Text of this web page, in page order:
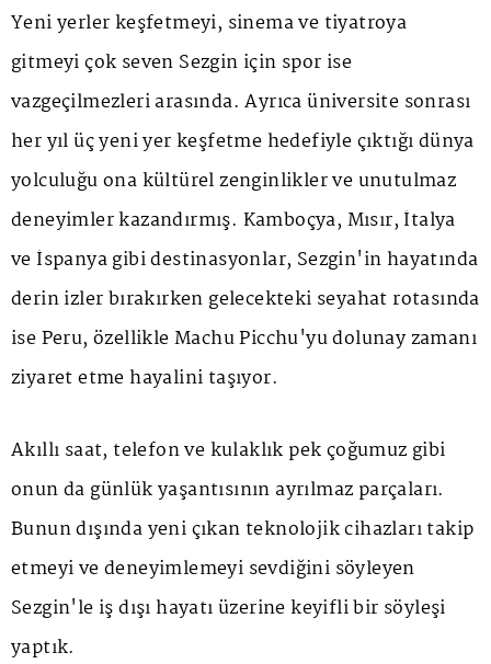
Yeni yerler keşfetmeyi, sinema ve tiyatroya
gitmeyi çok seven Sezgin için spor ise
vazgeçilmezleri arasında. Ayrıca üniversite sonrası
her yıl üç yeni yer keşfetme hedefiyle çıktığı dünya
yolculuğu ona kültürel zenginlikler ve unutulmaz
deneyimler kazandırmış. Kamboçya, Mısır, İtalya
ve İspanya gibi destinasyonlar, Sezgin'in hayatında
derin izler bırakırken gelecekteki seyahat rotasında
ise Peru, özellikle Machu Picchu'yu dolunay zamanı
ziyaret etme hayalini taşıyor.
Akıllı saat, telefon ve kulaklık pek çoğumuz gibi
onun da günlük yaşantısının ayrılmaz parçaları.
Bunun dışında yeni çıkan teknolojik cihazları takip
etmeyi ve deneyimlemeyi sevdiğini söyleyen
Sezgin'le iş dışı hayatı üzerine keyifli bir söyleşi
yaptık.